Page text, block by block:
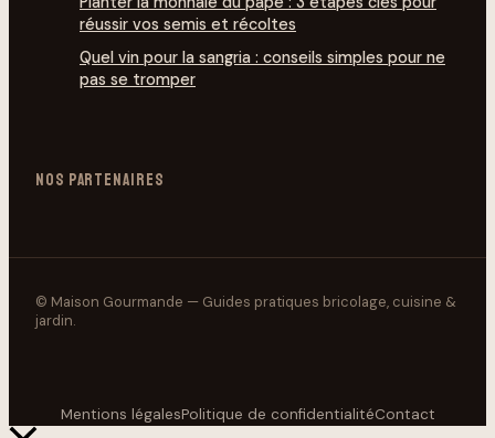
réussir vos semis et récoltes
Quel vin pour la sangria : conseils simples pour ne
pas se tromper
NOS PARTENAIRES
© Maison Gourmande — Guides pratiques bricolage, cuisine &
jardin.
Mentions légalesPolitique de confidentialitéContact